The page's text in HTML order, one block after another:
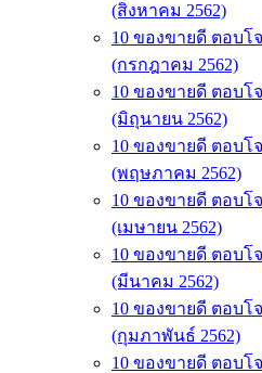
(สิงหาคม 2562)
10 ของขายดี ตอบ
(กรกฎาคม 2562)
10 ของขายดี ตอบ
(มิถุนายน 2562)
10 ของขายดี ตอบ
(พฤษภาคม 2562)
10 ของขายดี ตอบ
(เมษายน 2562)
10 ของขายดี ตอบ
(มีนาคม 2562)
10 ของขายดี ตอบ
(กุมภาพันธ์ 2562)
10 ของขายดี ตอบ